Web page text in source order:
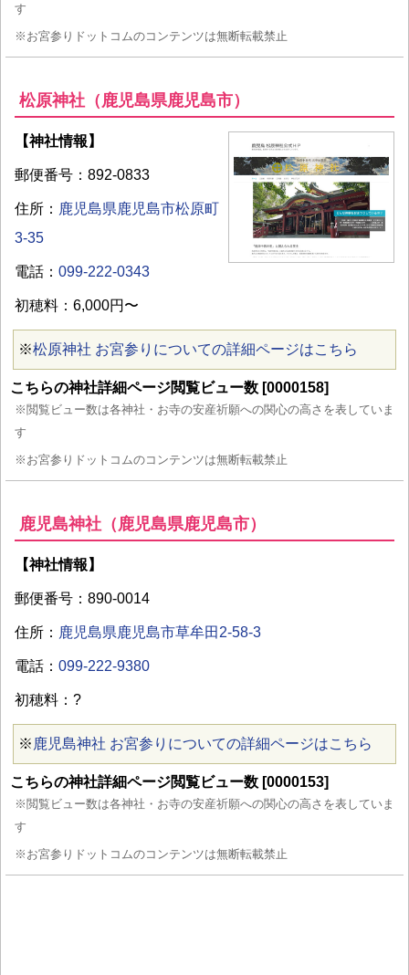
す
※お宮参りドットコムのコンテンツは無断転載禁止
松原神社（鹿児島県鹿児島市）
【神社情報】
郵便番号：892-0833
住所： 鹿児島県鹿児島市松原町
3-35
電話： 099-222-0343
初穂料：6,000円〜
※松原神社 お宮参りについての詳細ページはこちら
こちらの神社詳細ページ閲覧ビュー数 [0000158]
※閲覧ビュー数は各神社・お寺の安産祈願への関心の高さを表していま
す
※お宮参りドットコムのコンテンツは無断転載禁止
鹿児島神社（鹿児島県鹿児島市）
【神社情報】
郵便番号：890-0014
住所： 鹿児島県鹿児島市草牟田2-58-3
電話： 099-222-9380
初穂料：?
※ 鹿児島神社 お宮参りについての詳細ページはこちら
こちらの神社詳細ページ閲覧ビュー数 [0000153]
※閲覧ビュー数は各神社・お寺の安産祈願への関心の高さを表していま
す
※お宮参りドットコムのコンテンツは無断転載禁止